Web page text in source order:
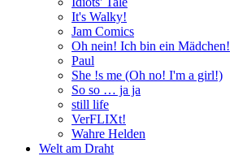
It's Walky!
Jam Comics
Oh nein! Ich bin ein Mädchen!
Paul
She !s me (Oh no! I'm a girl!)
So so … ja ja
still life
VerFLIXt!
Wahre Helden
Welt am Draht